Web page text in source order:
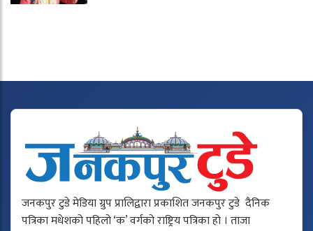
जनकपुर टुडे मेडिया ग्रुप प्रालिद्वारा प्रकाशित जनकपुर टुडे दैनिक
पत्रिका मधेशको पहिलो ‘क’ वर्गको राष्ट्रिय पत्रिका हो । ताजा